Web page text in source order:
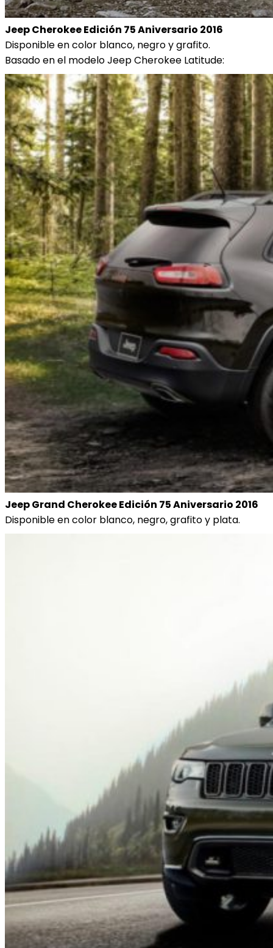
Jeep Cherokee Edición 75 Aniversario 2016
Disponible en color blanco, negro y grafito.
Basado en el modelo Jeep Cherokee Latitude:
Jeep Grand Cherokee Edición 75 Aniversario 2016
Disponible en color blanco, negro, grafito y plata.